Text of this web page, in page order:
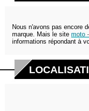
Nous n'avons pas encore
marque. Mais le site moto
informations répondant à